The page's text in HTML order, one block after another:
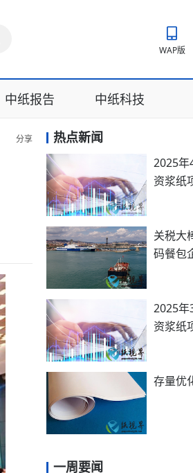
WAP版
中纸报告 中纸科技
分享 热点新闻
2025年
资浆纸
关税大
码餐包
2025年
资浆纸
存量优
一周要闻